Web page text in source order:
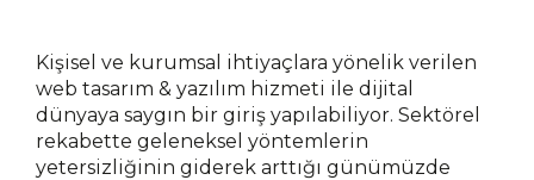
Blog
İletişim
Kişisel ve kurumsal ihtiyaçlara yönelik verilen
web tasarım & yazılım hizmeti ile dijital
dünyaya saygın bir giriş yapılabiliyor. Sektörel
rekabette geleneksel yöntemlerin
yetersizliğinin giderek arttığı günümüzde